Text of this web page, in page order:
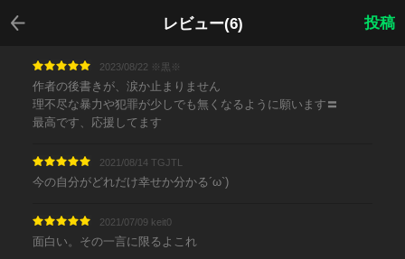
レビュー(6)
戻る
投稿
2023/08/22 ※黒※
作者の後書きが、涙か止まりません
理不尽な暴力や犯罪が少しでも無くなるように願います〓
最高です、応援してます
2021/08/14 TGJTL
今の自分がどれだけ幸せか分かる´ω`)
2021/07/09 keit0
面白い。その一言に限るよこれ